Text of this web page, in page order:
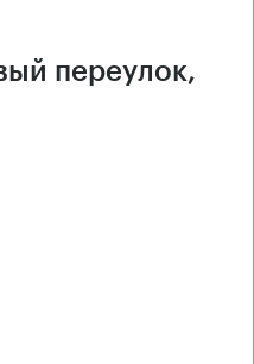
переулок,